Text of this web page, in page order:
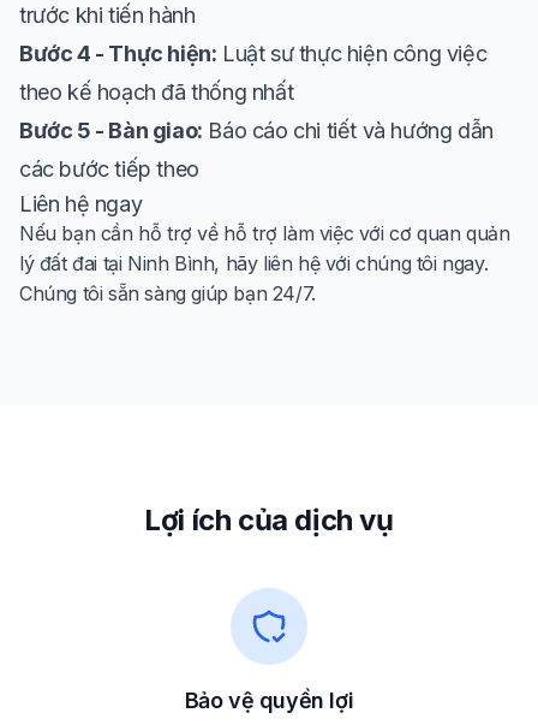
trước khi tiến hành
Bước 4 - Thực hiện: Luật sư thực hiện công việc
theo kế hoạch đã thống nhất
Bước 5 - Bàn giao: Báo cáo chi tiết và hướng dẫn
các bước tiếp theo
Liên hệ ngay
Nếu bạn cần hỗ trợ về hỗ trợ làm việc với cơ quan quản
lý đất đai tại Ninh Bình, hãy liên hệ với chúng tôi ngay.
Chúng tôi sẵn sàng giúp bạn 24/7.
Lợi ích của dịch vụ
Bảo vệ quyền lợi